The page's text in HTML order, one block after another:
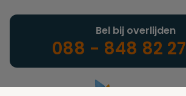
Bel bij overlijden
088 - 848 82 27